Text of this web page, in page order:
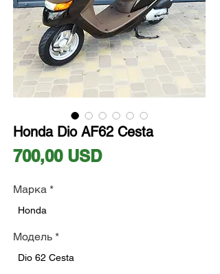
Honda Dio AF62 Cesta
700,00 USDЦіна
Марка *
Honda
Модель *
Dio 62 Cesta